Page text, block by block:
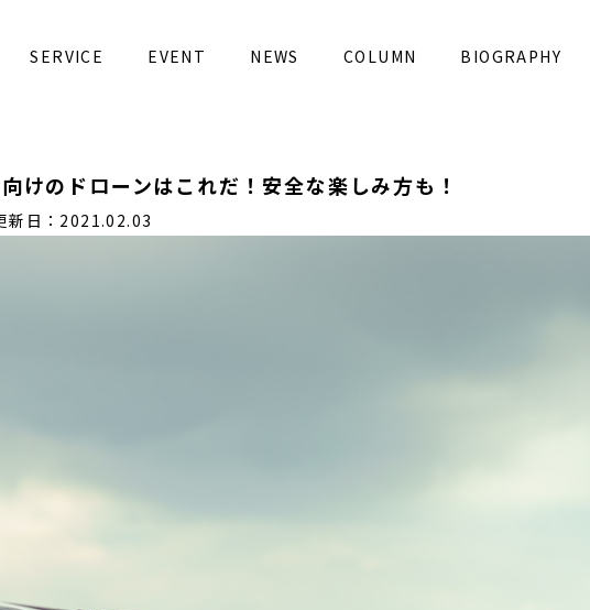
SERVICE EVENT NEWS COLUMN BIOGRAPHY
けのドローンはこれだ！安全な楽しみ方も！
新日：2021.02.03